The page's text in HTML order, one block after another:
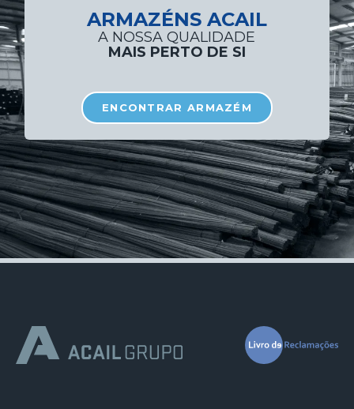
ARMAZÉNS ACAIL
A NOSSA QUALIDADE
MAIS PERTO DE SI
ENCONTRAR ARMAZÉM